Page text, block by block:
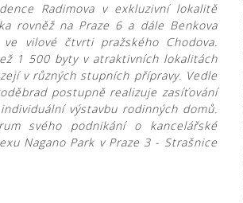
Radimova v exkluzivní lokalitě
rovněž na Praze 6 a dále Benkova
vilové čtvrti pražského Chodova.
1 500 byty v atraktivních lokalitách
v různých stupních přípravy. Vedle
postupně realizuje zasíťování
výstavbu rodinných domů.
svého podnikání o kancelářské
Nagano Park v Praze 3 - Strašnice